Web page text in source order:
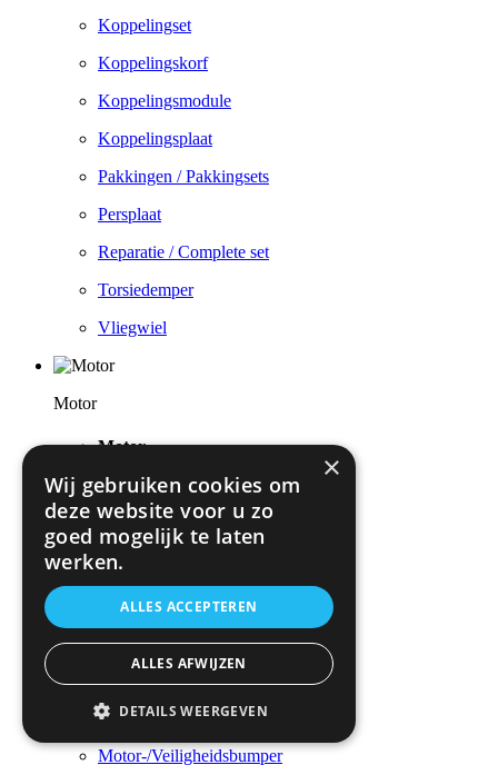
Koppelingset
Koppelingskorf
Koppelingsmodule
Koppelingsplaat
Pakkingen / Pakkingsets
Persplaat
Reparatie / Complete set
Torsiedemper
Vliegwiel
Motor
Motor
Artikelzoeken via afbeelding
Cilinderkop / Opbouwdelen
Cilinders / Zuigers
Complete / Deelmotor
Gereedschap
Krukasmechanisme
Luchttoevoer
Motor-/Veiligheidsbumper
×
Wij gebruiken cookies om
deze website voor u zo
goed mogelijk te laten
werken.
ALLES ACCEPTEREN
ALLES AFWIJZEN
DETAILS WEERGEVEN